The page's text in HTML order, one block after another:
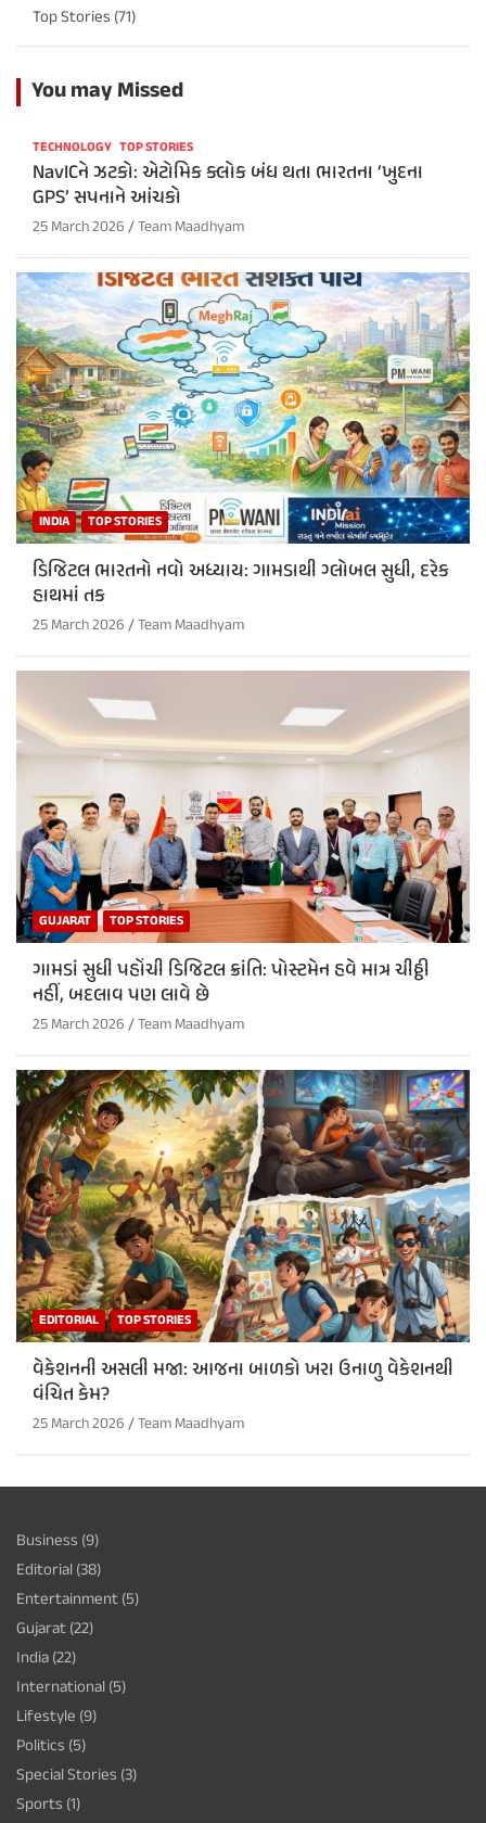
Top Stories (71)
You may Missed
TECHNOLOGY TOP STORIES
NavICને ઝટકો: એટોમિક ક્લોક બંધ થતા ભારતના ‘ખુદના
GPS’ સપનાને આંચકો
25 March 2026 Team Maadhyam
INDIA TOP STORIES
ડિજિટલ ભારતનો નવો અધ્યાય: ગામડાથી ગ્લોબલ સુધી, દરેક
હાથમાં તક
25 March 2026 Team Maadhyam
GUJARAT TOP STORIES
ગામડાં સુધી પહોંચી ડિજિટલ ક્રાંતિ: પોસ્ટમેન હવે માત્ર ચીઠ્ઠી
નહીં, બદલાવ પણ લાવે છે
25 March 2026 Team Maadhyam
EDITORIAL TOP STORIES
વેકેશનની અસલી મજા: આજના બાળકો ખરા ઉનાળુ વેકેશનથી
વંચિત કેમ?
25 March 2026 Team Maadhyam
Business (9)
Editorial(38)
Entertainment(5)
Gujarat(22)
India(22)
International(5)
Lifestyle (9)
Politics (5)
Special Stories (3)
Sports (1)